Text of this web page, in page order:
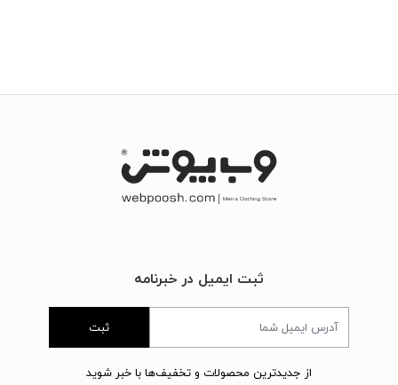
ثبت ایمیل در خبرنامه
ثبت
از جدیدترین محصولات و تخفیف‌ها با خبر شوید